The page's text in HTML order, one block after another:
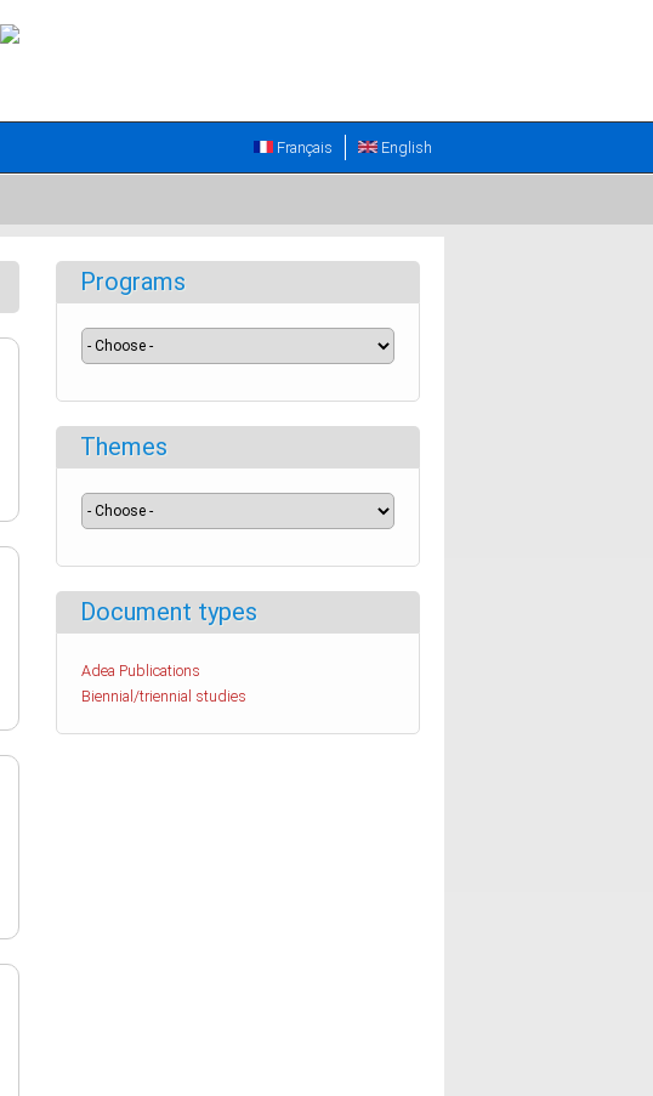
English
Français
Programs
Themes
Document types
Adea Publications
Biennial/triennial studies